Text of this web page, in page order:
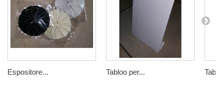
Espositore... Tabloo per...